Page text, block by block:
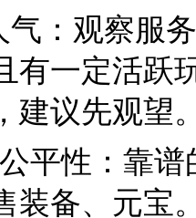
气：观察服
有一定活跃
建议先观望
平性：靠
装备、元宝